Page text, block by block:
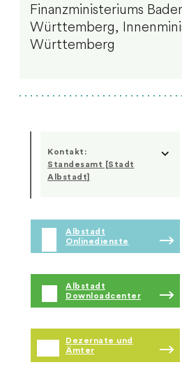
Finanzministeriums
Württemberg,
Württemberg
Kontakt:
Standesamt [Stadt
Albstadt]
Albstadt
Onlinedienste
Albstadt
Downloadcenter
Dezernate und
Ämter